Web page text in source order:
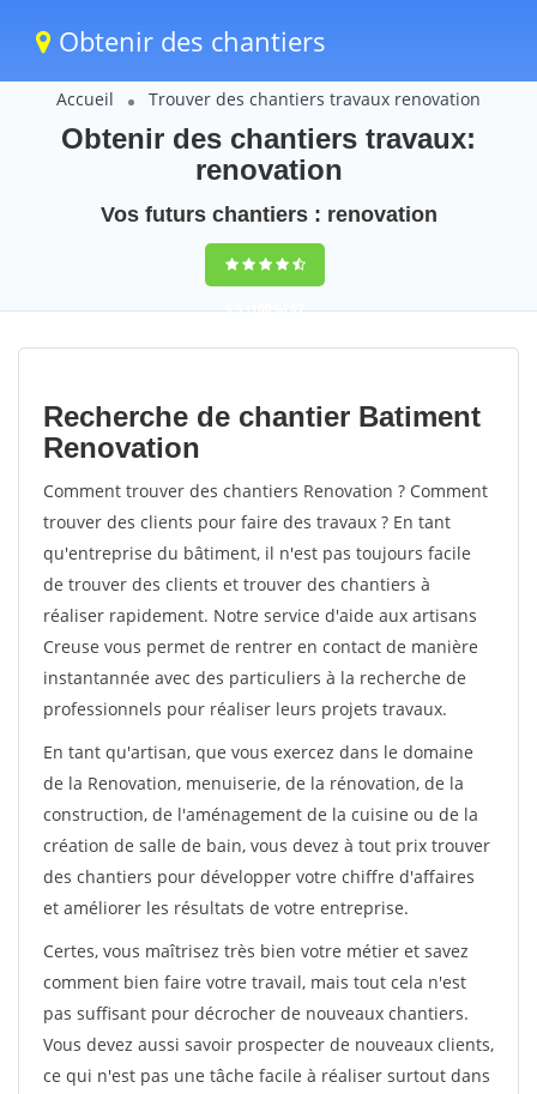
Obtenir des chantiers
Accueil Trouver des chantiers travaux renovation
Obtenir des chantiers travaux:
renovation
Vos futurs chantiers : renovation
9,5(100%)67
votes
Recherche de chantier Batiment
Renovation
Comment trouver des chantiers Renovation ? Comment
trouver des clients pour faire des travaux ? En tant
qu'entreprise du bâtiment, il n'est pas toujours facile
de trouver des clients et trouver des chantiers à
réaliser rapidement. Notre service d'aide aux artisans
Creuse vous permet de rentrer en contact de manière
instantannée avec des particuliers à la recherche de
professionnels pour réaliser leurs projets travaux.
En tant qu'artisan, que vous exercez dans le domaine
de la Renovation, menuiserie, de la rénovation, de la
construction, de l'aménagement de la cuisine ou de la
création de salle de bain, vous devez à tout prix trouver
des chantiers pour développer votre chiffre d'affaires
et améliorer les résultats de votre entreprise.
Certes, vous maîtrisez très bien votre métier et savez
comment bien faire votre travail, mais tout cela n'est
pas suffisant pour décrocher de nouveaux chantiers.
Vous devez aussi savoir prospecter de nouveaux clients,
ce qui n'est pas une tâche facile à réaliser surtout dans